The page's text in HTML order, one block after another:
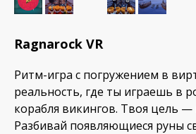
Ragnarock VR
Ритм-игра с погружением в
реальность, где ты играешь в
корабля викингов. Твоя цель —
Разбивай появляющиеся руны